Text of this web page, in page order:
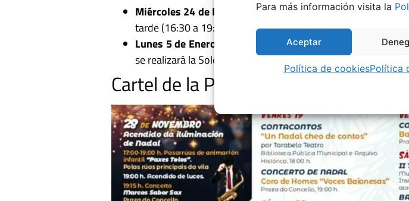
Para más información visita la
Aceptar
Política de cookiesPolítica
Miércoles 24 de Diciembre:Papá Noel visita las
tarde (16:30 a 19:30 h).
Lunes 5 de Enero:
La jornada comienza con la Gran
se realizará la Solemne
Recepción de SS.MM. Os Reis
Cartel de la Programación de Nadal